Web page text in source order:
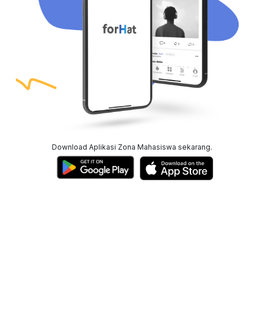
Download Aplikasi Zona Mahasiswa sekarang.